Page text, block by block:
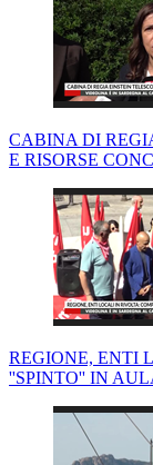
CABINA DI
E RISORSE
REGIONE, ENTI
''SPINTO'' IN